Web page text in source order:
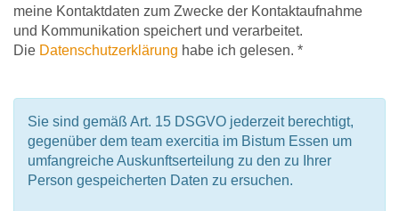
meine Kontaktdaten zum Zwecke der Kontaktaufnahme
und Kommunikation speichert und verarbeitet.
Die Datenschutzerklärung habe ich gelesen. *
Sie sind gemäß Art. 15 DSGVO jederzeit berechtigt,
gegenüber dem team exercitia im Bistum Essen um
umfangreiche Auskunftserteilung zu den zu Ihrer
Person gespeicherten Daten zu ersuchen.